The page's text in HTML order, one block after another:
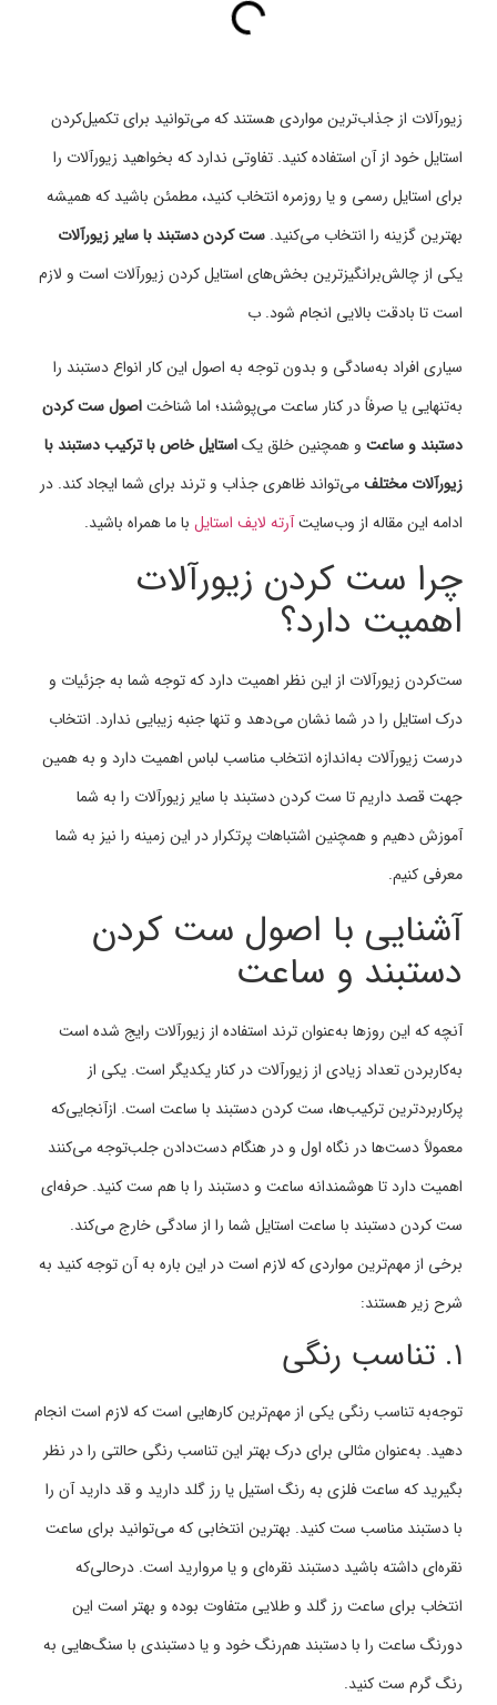
زیورآلات از جذاب‌ترین مواردی هستند که می‌توانید برای تکمیل‌کردن
استایل خود از آن استفاده کنید. تفاوتی ندارد که بخواهید زیورآلات را
برای استایل رسمی و یا روزمره انتخاب کنید، مطمئن باشید که همیشه
بهترین گزینه را انتخاب می‌کنید.ست کردن دستبند با سایر زیورآلات
یکی از چالش‌برانگیزترین بخش‌های استایل کردن زیورآلات است و لازم
است تا بادقت بالایی انجام شود. ب
سیاری افراد به‌سادگی و بدون توجه به اصول این کار انواع دستبند را
به‌تنهایی یا صرفاً در کنار ساعت می‌پوشند؛ اما شناختاصول ست کردن
دستبند و ساعتو همچنین خلق یکاستایل خاص با ترکیب دستبند با
زیورآلات مختلفمی‌تواند ظاهری جذاب و ترند برای شما ایجاد کند. در
ادامه این مقاله از وب‌سایتآرته لایف استایلبا ما همراه باشید.
چرا ست ‌کردن زیورآلات
اهمیت دارد؟
ست‌کردن زیورآلات از این نظر اهمیت دارد که توجه شما به جزئیات و
درک استایل را در شما نشان می‌دهد و تنها جنبه زیبایی ندارد. انتخاب
درست زیورآلات به‌اندازه انتخاب مناسب لباس اهمیت دارد و به همین
جهت قصد داریم تا ست کردن دستبند با سایر زیورآلات را به شما
آموزش دهیم و همچنین اشتباهات پرتکرار در این زمینه را نیز به شما
معرفی کنیم.
آشنایی با اصول ست کردن
دستبند و ساعت
آنچه که این روزها به‌عنوان ترند استفاده از زیورآلات رایج شده است
به‌کاربردن تعداد زیادی از زیورآلات در کنار یکدیگر است. یکی از
پرکاربردترین ترکیب‌ها، ست کردن دستبند با ساعت است. ازآنجایی‌که
معمولاً دست‌ها در نگاه اول و در هنگام دست‌دادن جلب‌توجه می‌کنند
اهمیت دارد تا هوشمندانه ساعت و دستبند را با هم ست کنید. حرفه‌ای
ست کردن دستبند با ساعت استایل شما را از سادگی خارج می‌کند.
برخی از مهم‌ترین مواردی که لازم است در این باره به آن توجه کنید به
شرح زیر هستند:
توجه‌به ‌تناسب رنگی یکی از مهم‌ترین کارهایی است که لازم است انجام
دهید. به‌عنوان مثالی برای درک بهتر این تناسب رنگی حالتی را در نظر
بگیرید که ساعت فلزی به رنگ استیل یا رز گلد دارید و قد دارید آن را
با دستبند مناسب ست کنید. بهترین انتخابی که می‌توانید برای ساعت
نقره‌ای داشته باشید دستبند نقره‌ای و یا مروارید است. درحالی‌که
انتخاب برای ساعت رز گلد و طلایی متفاوت بوده و بهتر است این
دورنگ ساعت را با دستبند هم‌رنگ خود و یا دستبندی با سنگ‌هایی به
رنگ گرم ست کنید.